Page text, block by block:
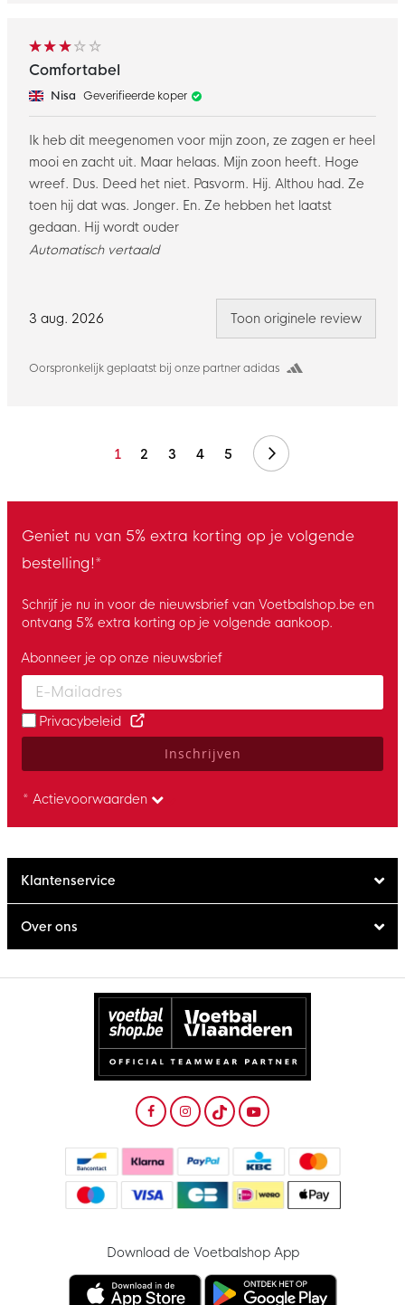
3 aug. 2026
Oorspronkelijk geplaatst bij onze partner adidas
Comfortabel
Nisa Geverifieerde koper
Ik heb dit meegenomen voor mijn zoon, ze zagen er heel
mooi en zacht uit. Maar helaas. Mijn zoon heeft. Hoge
wreef. Dus. Deed het niet. Pasvorm. Hij. Althou had. Ze
toen hij dat was. Jonger. En. Ze hebben het laatst
gedaan. Hij wordt ouder
Automatisch vertaald
Toon originele review
1 2 3 4 5 Volgende
Geniet nu van 5% extra korting op je volgende
bestelling!*
Schrijf je nu in voor de nieuwsbrief van Voetbalshop.be en
ontvang 5% extra korting op je volgende aankoop.
Enter your email and accept the privacy policy to subscribe to
Abonneer je op onze nieuwsbrief
Privacybeleid
Inschrijven
* Actievoorwaarden
Klantenservice
Over ons
Download de Voetbalshop App